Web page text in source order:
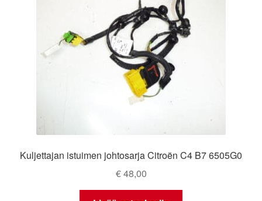
Kuljettajan istuimen johtosarja Citroën C4 B7 6505G0
€48,00